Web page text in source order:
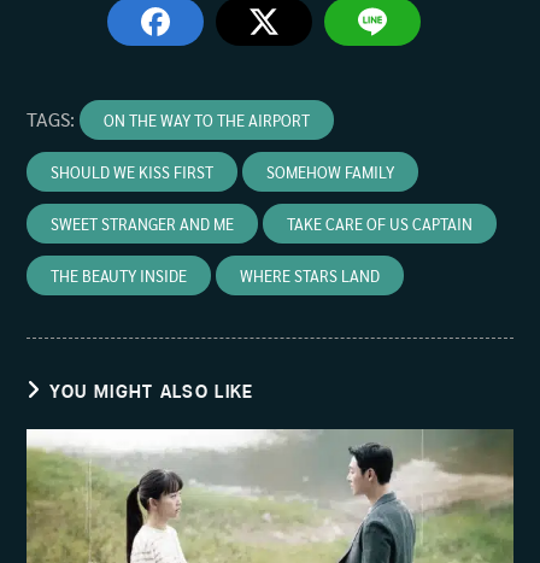
TAGS: ON THE WAY TO THE AIRPORT
SHOULD WE KISS FIRST SOMEHOW FAMILY
SWEET STRANGER AND ME TAKE CARE OF US CAPTAIN
THE BEAUTY INSIDE WHERE STARS LAND
YOU MIGHT ALSO LIKE